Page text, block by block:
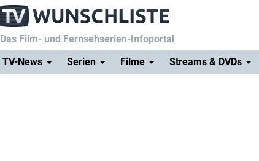
Das Film- und Fernsehserien-Infoportal
TV-News
Serien Filme Streams & DVDs